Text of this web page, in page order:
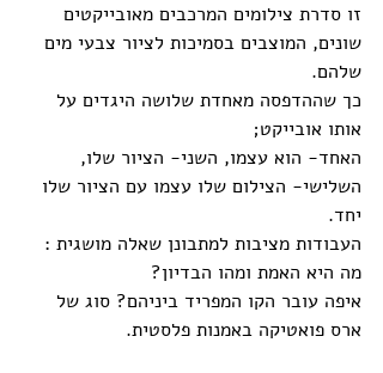
זו סדרת צילומים המרכבים מאובייקטים
שונים, המוצבים בסמיכות לציור צבעי מים
שלהם.
כך שההדפסה מאחדת שלושה היגדים על
אותו אובייקט;
האחד- הוא עצמו, השני- הציור שלו,
השלישי- הצילום שלו עצמו עם הציור שלו
יחד.
העבודות מציבות למתבונן שאלה מושגית :
מה היא האמת ומהו הבדיון?
איפה עובר הקו המפריד ביניהם? סוג של
ארס פואטיקה באמנות פלסטית.